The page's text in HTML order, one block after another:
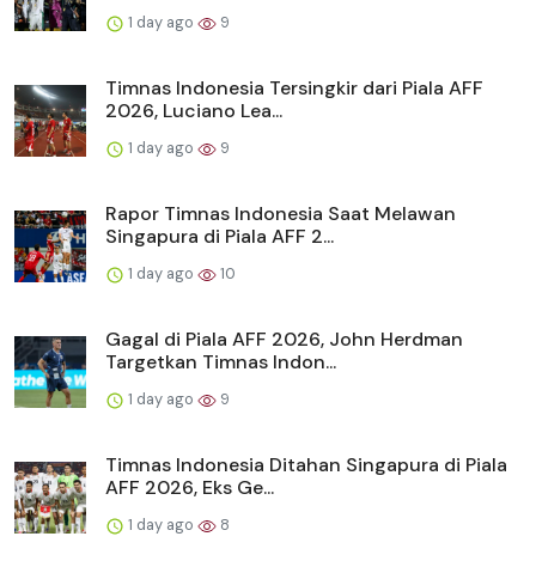
1 day ago 9
Timnas Indonesia Tersingkir dari Piala AFF
2026, Luciano Lea...
1 day ago 9
Rapor Timnas Indonesia Saat Melawan
Singapura di Piala AFF 2...
1 day ago 10
Gagal di Piala AFF 2026, John Herdman
Targetkan Timnas Indon...
1 day ago 9
Timnas Indonesia Ditahan Singapura di Piala
AFF 2026, Eks Ge...
1 day ago 8